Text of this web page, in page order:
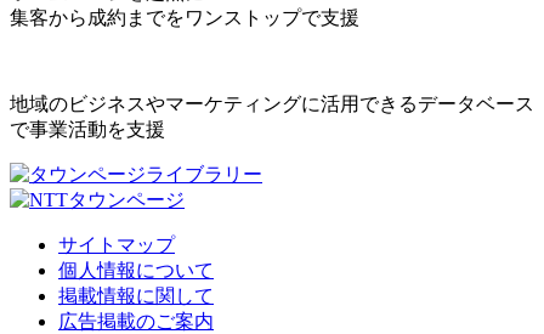
集客から成約までをワンストップで支援
地域のビジネスやマーケティングに活用できるデータベース
で事業活動を支援
サイトマップ
個人情報について
掲載情報に関して
広告掲載のご案内